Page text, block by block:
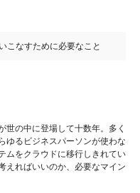
こなすために必要なこと
世の中に登場して十数年。多く
ゆるビジネスパーソンが使わな
ムをクラウドに移行しきれてい
えればいいのか、必要なマイン